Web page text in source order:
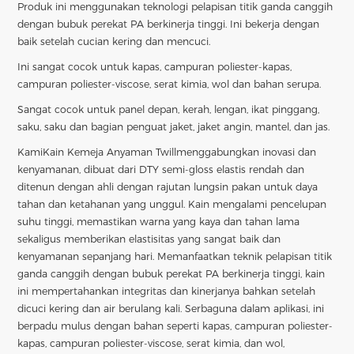
Produk ini menggunakan teknologi pelapisan titik ganda canggih
dengan bubuk perekat PA berkinerja tinggi. Ini bekerja dengan
baik setelah cucian kering dan mencuci.
Ini sangat cocok untuk kapas, campuran poliester-kapas,
campuran poliester-viscose, serat kimia, wol dan bahan serupa.
Sangat cocok untuk panel depan, kerah, lengan, ikat pinggang,
saku, saku dan bagian penguat jaket, jaket angin, mantel, dan jas.
KamiKain Kemeja Anyaman Twill menggabungkan inovasi dan
kenyamanan, dibuat dari DTY semi-gloss elastis rendah dan
ditenun dengan ahli dengan rajutan lungsin pakan untuk daya
tahan dan ketahanan yang unggul. Kain mengalami pencelupan
suhu tinggi, memastikan warna yang kaya dan tahan lama
sekaligus memberikan elastisitas yang sangat baik dan
kenyamanan sepanjang hari. Memanfaatkan teknik pelapisan titik
ganda canggih dengan bubuk perekat PA berkinerja tinggi, kain
ini mempertahankan integritas dan kinerjanya bahkan setelah
dicuci kering dan air berulang kali. Serbaguna dalam aplikasi, ini
berpadu mulus dengan bahan seperti kapas, campuran poliester-
kapas, campuran poliester-viscose, serat kimia, dan wol,